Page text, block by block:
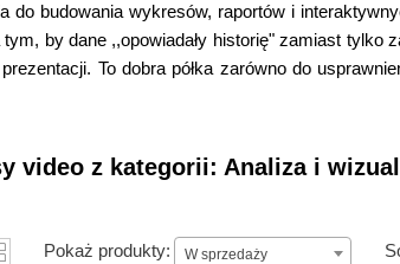
do budowania wykresów, raportów i
by dane ,,opowiadały historię" zamiast tylko
To dobra półka zarówno do
video z kategorii: Analiza i
Pokaż produkty: W sprzedaży